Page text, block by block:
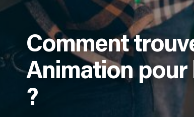
Comment
Animation pour
?